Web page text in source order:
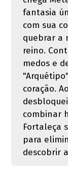
fantasia
com sua
quebrar a
reino.
medos e
coração.
combinar
Fortaleça
para
descobrir